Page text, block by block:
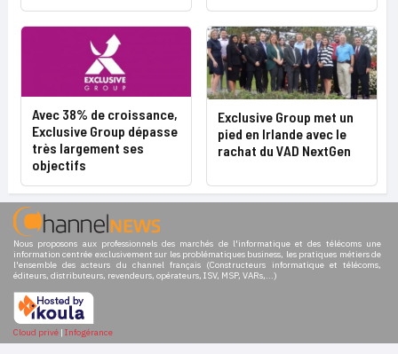
Avec 38% de croissance,
Exclusive Group dépasse
très largement ses
objectifs
Exclusive Group met un
pied en Irlande avec le
rachat du VAD NextGen
Nous proposons aux professionnels des marchés de l'informatique et des télécoms une
information centrée exclusivement sur les problématiques business, les pratiques métiers de
l'ensemble des acteurs du channel français (Constructeurs informatique et télécoms,
éditeurs, distributeurs, revendeurs, opérateurs, ISV, MSP, VARs,...)
Cloud privé | Infogérance